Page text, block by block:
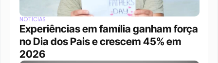
NOTÍCIAS
Experiências em família ganham força
no Dia dos Pais e crescem 45% em
2026